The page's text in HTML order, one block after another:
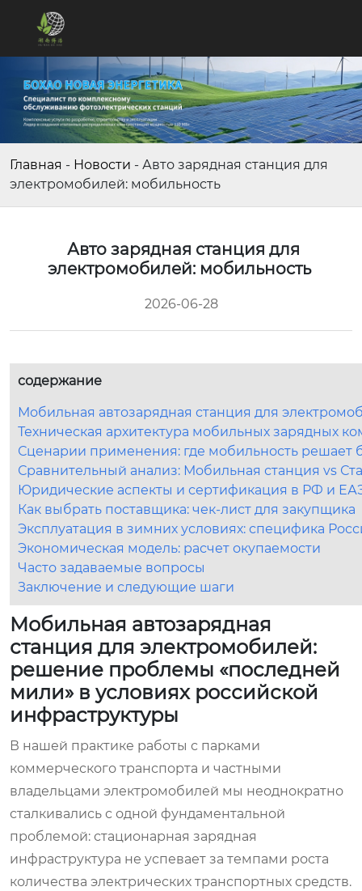
Главная - Новости - Авто зарядная станция для
электромобилей: мобильность
Авто зарядная станция для
электромобилей: мобильность
2026-06-28
содержание
Мобильная автозарядная станция для
Техническая архитектура мобильных зарядных
Сценарии применения: где мобильность решает
Сравнительный анализ: Мобильная станция vs
Юридические аспекты и сертификация в РФ и
Как выбрать поставщика: чек-лист для закупщика
Эксплуатация в зимних условиях: специфика
Экономическая модель: расчет окупаемости
Часто задаваемые вопросы
Заключение и следующие шаги
Мобильная автозарядная
станция для электромобилей:
решение проблемы «последней
мили» в условиях российской
инфраструктуры
В нашей практике работы с парками
коммерческого транспорта и частными
владельцами электромобилей мы неоднократно
сталкивались с одной фундаментальной
проблемой: стационарная зарядная
инфраструктура не успевает за темпами роста
количества электрических транспортных средств.